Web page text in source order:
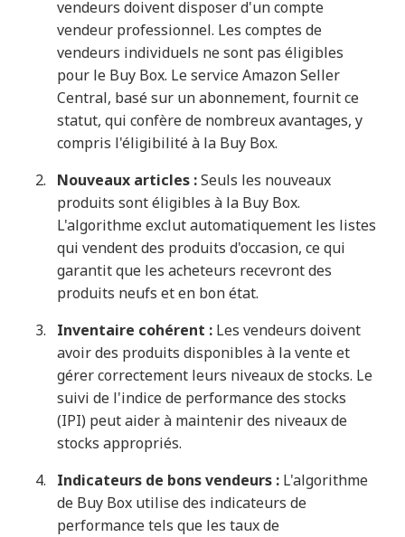
vendeurs doivent disposer d'un compte
vendeur professionnel. Les comptes de
vendeurs individuels ne sont pas éligibles
pour le Buy Box. Le service Amazon Seller
Central, basé sur un abonnement, fournit ce
statut, qui confère de nombreux avantages, y
compris l'éligibilité à la Buy Box.
Nouveaux articles :Seuls les nouveaux
produits sont éligibles à la Buy Box.
L'algorithme exclut automatiquement les listes
qui vendent des produits d'occasion, ce qui
garantit que les acheteurs recevront des
produits neufs et en bon état.
Inventaire cohérent : Les vendeurs doivent
avoir des produits disponibles à la vente et
gérer correctement leurs niveaux de stocks. Le
suivi de l'indice de performance des stocks
(IPI) peut aider à maintenir des niveaux de
stocks appropriés.
Indicateurs de bons vendeurs : L'algorithme
de Buy Box utilise des indicateurs de
performance tels que les taux de